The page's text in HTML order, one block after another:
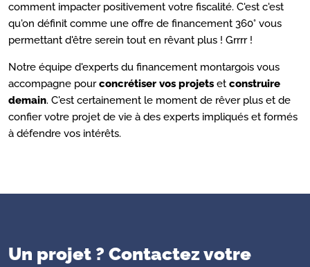
comment impacter positivement votre fiscalité. C'est c'est
qu'on définit comme une offre de financement 360° vous
permettant d'être serein tout en rêvant plus ! Grrrr !
Notre équipe d'experts du financement montargois vous
accompagne pourconcrétiser vos projets et construire
demain. C'est certainement le moment de rêver plus et de
confier votre projet de vie à des experts impliqués et formés
à défendre vos intérêts.
Un projet ? Contactez votre